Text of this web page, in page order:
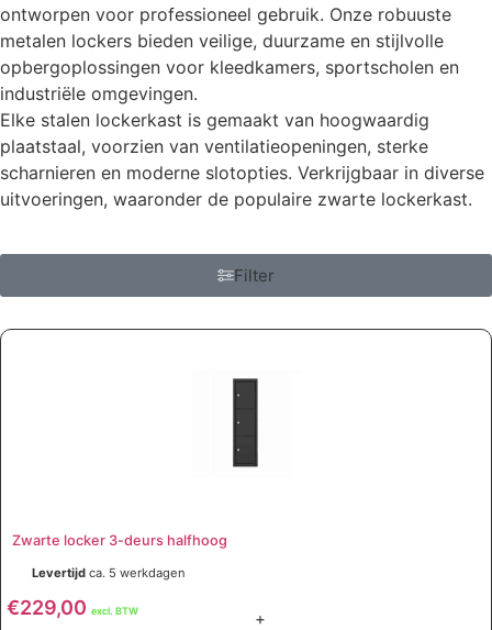
ontworpen voor professioneel gebruik. Onze robuuste
metalen lockers bieden veilige, duurzame en stijlvolle
opbergoplossingen voor kleedkamers, sportscholen en
industriële omgevingen.
Elke stalen lockerkast is gemaakt van hoogwaardig
plaatstaal, voorzien van ventilatieopeningen, sterke
scharnieren en moderne slotopties. Verkrijgbaar in diverse
uitvoeringen, waaronder de populaire zwarte lockerkast.
Filter
Zwarte locker 3-deurs halfhoog
Levertijdca. 5 werkdagen
€229,00 excl. BTW +